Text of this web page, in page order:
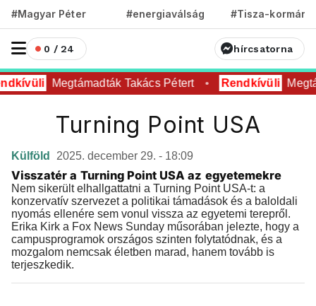
#Magyar Péter #energiaválság #Tisza-kormány
0 / 24 hírcsatorna
Megtámadták Takács Pétert Rendkívüli
Turning Point USA
Külföld 2025. december 29. - 18:09
Visszatér a Turning Point USA az egyetemekre
Nem sikerült elhallgattatni a Turning Point USA-t: a
konzervatív szervezet a politikai támadások és a baloldali
nyomás ellenére sem vonul vissza az egyetemi terepről.
Erika Kirk a Fox News Sunday műsorában jelezte, hogy a
campusprogramok országos szinten folytatódnak, és a
mozgalom nemcsak életben marad, hanem tovább is
terjeszkedik.